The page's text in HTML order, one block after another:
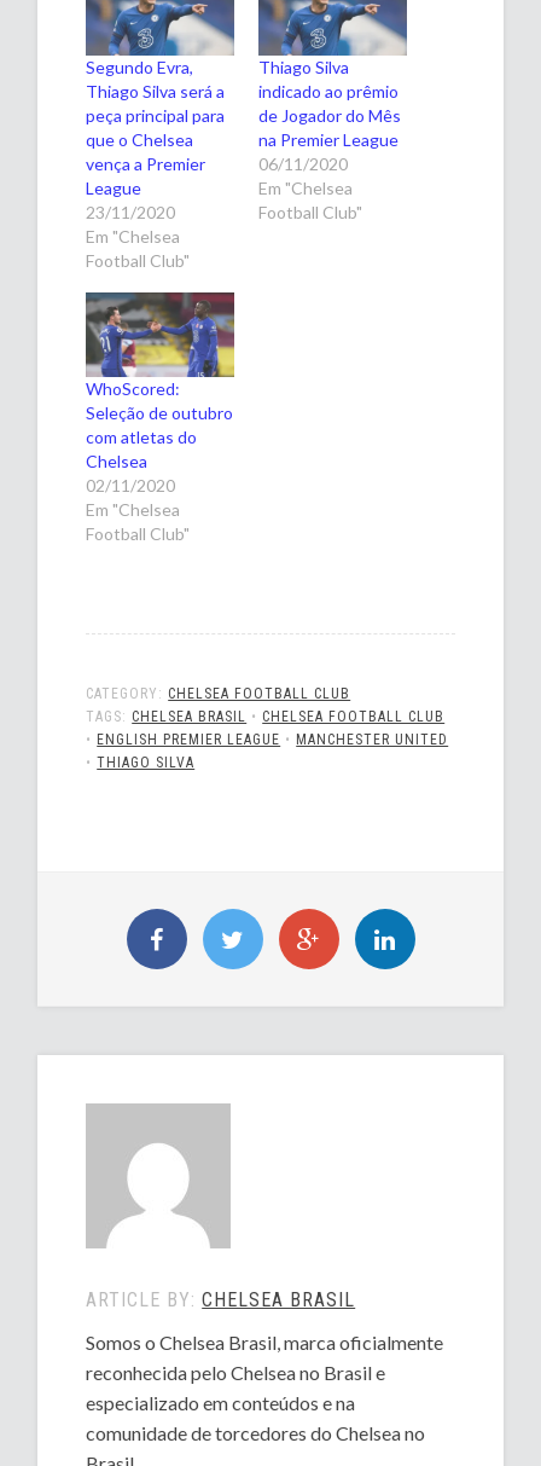
Segundo Evra,
Thiago Silva será a
peça principal para
que o Chelsea
vença a Premier
League
23/11/2020
Em "Chelsea
Football Club"
Thiago Silva
indicado ao prêmio
de Jogador do Mês
na Premier League
06/11/2020
Em "Chelsea
Football Club"
WhoScored:
Seleção de outubro
com atletas do
Chelsea
02/11/2020
Em "Chelsea
Football Club"
CATEGORY: CHELSEA FOOTBALL CLUB
TAGS: CHELSEA BRASIL • CHELSEA FOOTBALL CLUB
• ENGLISH PREMIER LEAGUE • MANCHESTER UNITED
•THIAGO SILVA
ARTICLE BY:CHELSEA BRASIL
Somos o Chelsea Brasil, marca oficialmente
reconhecida pelo Chelsea no Brasil e
especializado em conteúdos e na
comunidade de torcedores do Chelsea no